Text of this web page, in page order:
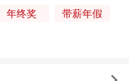
年终奖
带薪年假